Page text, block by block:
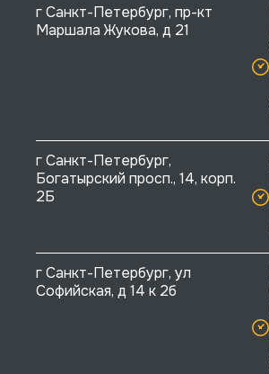
г Санкт-Петербург, пр-кт
Маршала Жукова, д 21
г Санкт-Петербург,
Богатырский просп., 14, корп.
2Б
г Санкт-Петербург, ул
Софийская, д 14 к 2б